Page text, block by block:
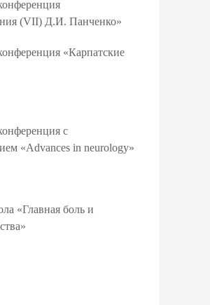
(VII) Д.И. Панченко»
«Карпатские
с
«Advances in neurology»
«Главная боль и
С СЕМЕЙНЫМ
педиатра, терапевта